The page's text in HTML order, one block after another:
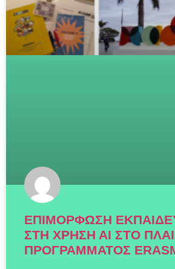
ΕΠΙΜΟΡΦΩΣΗ
ΣΤΗ ΧΡΗΣΗ ΑΙ ΣΤΟ
ΠΡΟΓΡΑΜΜΑΤΟΣ